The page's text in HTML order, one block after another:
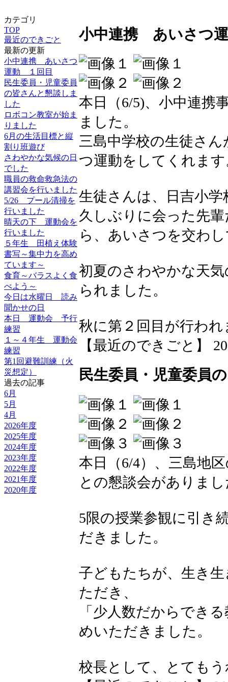
カテゴリ
TOP
最近のできごと
最新の更新
小中連携 あいさつ
運動 １回目
民生委員・児童委員
の皆さんと懇談しま
した
ロボコン教室が始ま
りました
6月の生活目標と縦
割り班遊び
さわやかな気候の日
でした
職員の救命救急法の
講習会を行いました
5/26 プール清掃を
行いました
晴天の下 運動会を
行いました
５年生 田植え体験
書写～集中力を高め
ています～
食育～バラスよく食
べよう～
今日は水曜日 読み
聞かせの日
本日 運動会 予行
練習
１～４年生 運動会
練習
第1回避難訓練（火
災想定）
過去の記事
6月
5月
4月
2026年度
2025年度
2024年度
2023年度
2022年度
2021年度
2020年度
小中連携 あいさつ
本日（6/5)、小中連携
ました。
三島中学校の生徒さ
つ運動をしてくれま
生徒さんは、日吉小
久しぶりに会った先
ら、あいさつを交わ
初夏のさわやかな天
られました。
秋に第２回目が行われ
【最近のできごと】
民生委員・児童委員
本日（6/4）、三島地
との懇談会がありま
5限の授業参観に引き
だきました。
子どもたちが、生き
ただき、
「少人数だからでき
めいただきました。
校長として、とても